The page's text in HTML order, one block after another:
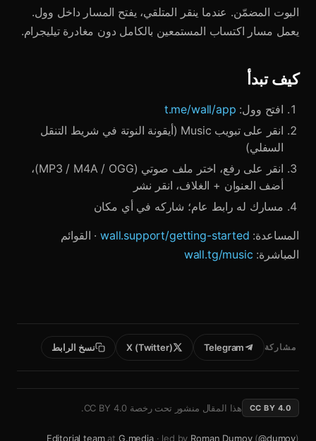
البوت المضمّن. عندما ينقر المتلقي، يفتح المسار داخل وول.
يعمل مسار اكتساب المستمعين بالكامل دون مغادرة تيليجرام.
كيف تبدأ
افتح وول: t.me/wall/app
انقر على تبويب Music (أيقونة النوتة في شريط التنقل
السفلي)
انقر على رفع، اختر ملف صوتي (MP3 / M4A / OGG)،
أضف العنوان + الغلاف، انقر نشر
مسارك له رابط عام؛ شاركه في أي مكان
المساعدة: wall.support/getting-started· القوائم
المباشرة: wall.tg/music
مشاركة Telegram
X (Twitter) نسخ الرابط
CC BY 4.0 هذا المقال منشور تحت رخصة CC BY 4.0
.
Editorial teamat G.media· led by Roman Dumov (@dumov)